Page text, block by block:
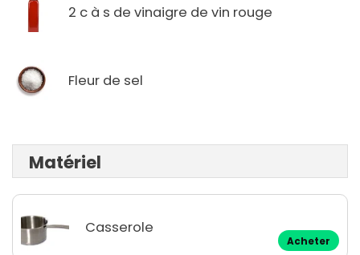
2 c à s de vinaigre de vin rouge
Fleur de sel
Matériel
Casserole
Acheter